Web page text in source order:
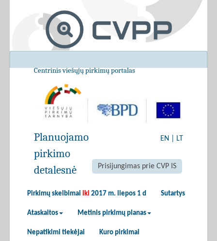
Centrinis viešųjų pirkimų portalas
EN LT
Prisijungimas prie CVP IS
Pirkimų skelbimai iki 2017 m. liepos 1 d Sutartys
Ataskaitos Metinis pirkimų planas
Nepatikimi tiekėjai Kuro pirkimai
Planuojamo
pirkimo
detalesnė